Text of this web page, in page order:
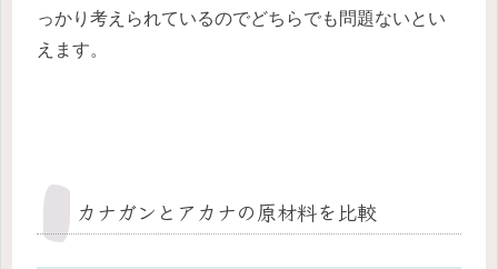
っかり考えられているのでどちらでも問題ないとい
えます。
カナガンとアカナの原材料を比較